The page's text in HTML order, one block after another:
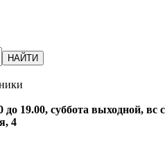
НАЙТИ
19.00, суббота выходной, вс
4